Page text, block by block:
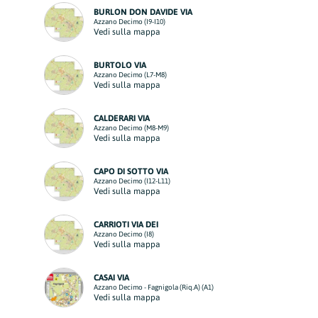
BURLON DON DAVIDE VIA
Azzano Decimo (I9-I10)
Vedi sulla mappa
BURTOLO VIA
Azzano Decimo (L7-M8)
Vedi sulla mappa
CALDERARI VIA
Azzano Decimo (M8-M9)
Vedi sulla mappa
CAPO DI SOTTO VIA
Azzano Decimo (I12-L11)
Vedi sulla mappa
CARRIOTI VIA DEI
Azzano Decimo (I8)
Vedi sulla mappa
CASAI VIA
Azzano Decimo - Fagnigola (Riq.A) (A1)
Vedi sulla mappa